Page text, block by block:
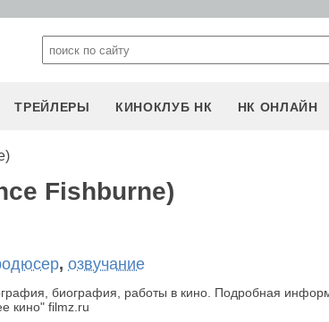
ТРЕЙЛЕРЫ КИНОКЛУБ НК НК ОНЛАЙН
Fishburne)
, озвучание
биография, работы в кино. Подробная
кино" filmz.ru